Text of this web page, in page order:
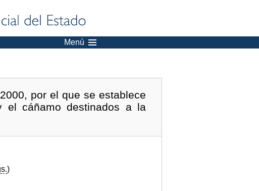
Menú
por el que se establece
el cáñamo destinados a la
)